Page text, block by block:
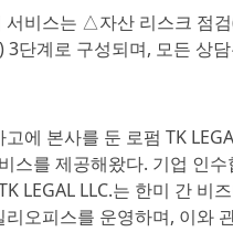
서비스는 △자산 리스크
3단계로 구성되며, 모든 상
에 본사를 둔 로펌 TK
스를 제공해왔다. 기업 인
LEGAL LLC.는 한미 간
오피스를 운영하며, 이와